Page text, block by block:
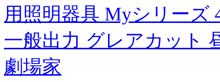
用照明器具 Myシリーズ
一般出力 グレアカット
劇場家